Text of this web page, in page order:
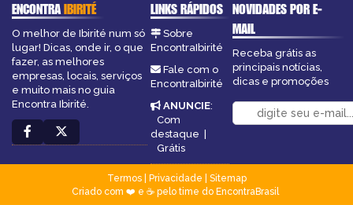
ENCONTRAIBIRITÉ
O melhor de Ibirité num só
lugar! Dicas, onde ir, o que
fazer, as melhores
empresas, locais, serviços
e muito mais no guia
Encontra Ibirité.
LINKS RÁPIDOS
Sobre
EncontraIbirité
Fale com o
EncontraIbirité
ANUNCIE:
Com
destaque
Grátis
NOVIDADES POR E-
MAIL
Receba grátis as
principais notícias,
dicas e promoções
Termos| Privacidade
Sitemap
Criado com ❤️ e ☕ pelo time do EncontraBrasil